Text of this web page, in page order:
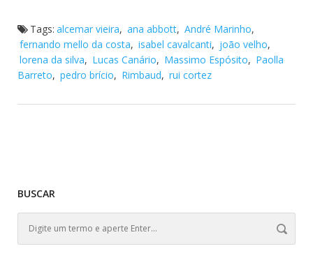
Tags: alcemar vieira, ana abbott, André Marinho,
fernando mello da costa, isabel cavalcanti, joão velho,
lorena da silva, Lucas Canário, Massimo Espósito, Paolla
Barreto, pedro brício, Rimbaud, rui cortez
BUSCAR